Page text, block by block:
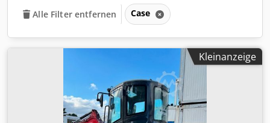
Alle Filter entfernen Case
Kleinanzeige